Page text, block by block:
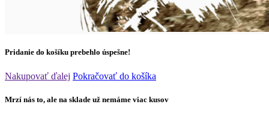
Pridanie do košíku prebehlo úspešne!
Nakupovať ďalej Pokračovať do košíka
Mrzí nás to, ale na sklade už nemáme viac kusov